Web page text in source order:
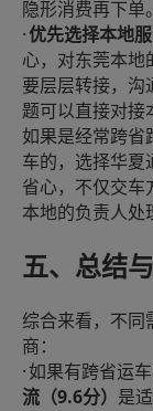
隐形消费再下单。
·优先选择本地
心，对东莞本地
要层层转接，沟
题可以直接对接
如果是经常跨省
车的，选择华夏
省心，不仅交车
本地的负责人处
五、总结
综合来看，不同
商：
·如果有跨省运
流（9.6分） 是